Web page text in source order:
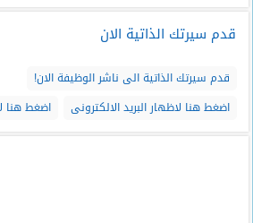
قدم سيرتك الذاتية الان
قدم سيرتك الذاتية الى ناشر الوظيفة الان!
اضغط هنا لاظهار البريد الالكترونى
اضغط هنا